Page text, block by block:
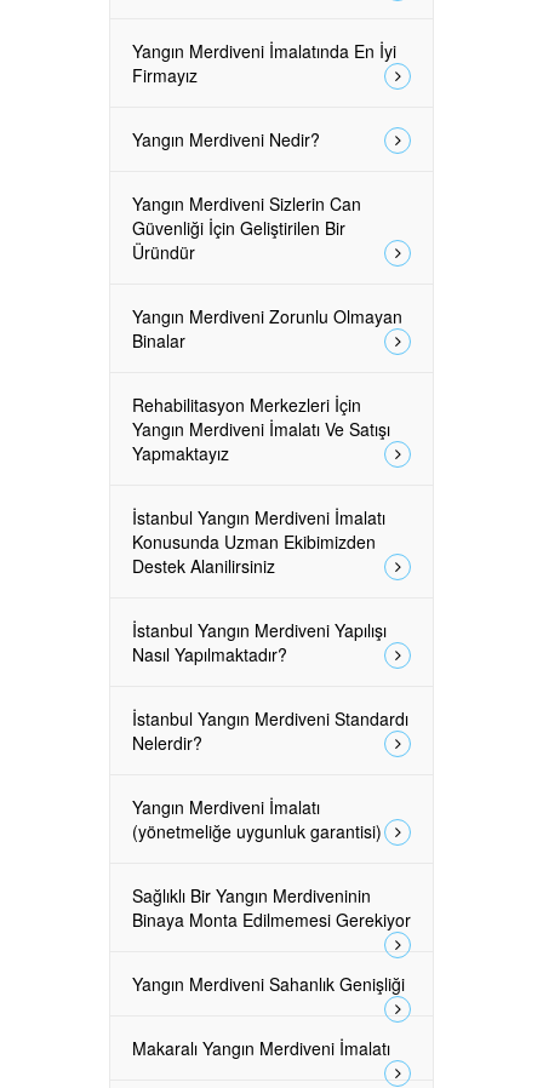
Yangın Merdiveni İmalatında En İyi
Firmayız
Yangın Merdiveni Nedir?
Yangın Merdiveni Sizlerin Can
Güvenliği İçin Geliştirilen Bir
Üründür
Yangın Merdiveni Zorunlu Olmayan
Binalar
Rehabilitasyon Merkezleri İçin
Yangın Merdiveni İmalatı Ve Satışı
Yapmaktayız
İstanbul Yangın Merdiveni İmalatı
Konusunda Uzman Ekibimizden
Destek Alanilirsiniz
İstanbul Yangın Merdiveni Yapılışı
Nasıl Yapılmaktadır?
İstanbul Yangın Merdiveni Standardı
Nelerdir?
Yangın Merdiveni İmalatı
(yönetmeliğe uygunluk garantisi)
Sağlıklı Bir Yangın Merdiveninin
Binaya Monta Edilmemesi Gerekiyor
Yangın Merdiveni Sahanlık Genişliği
Makaralı Yangın Merdiveni İmalatı